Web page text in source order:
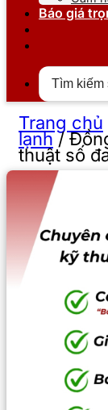
Báo giá
Trang chủ
lạnh/
thuật số